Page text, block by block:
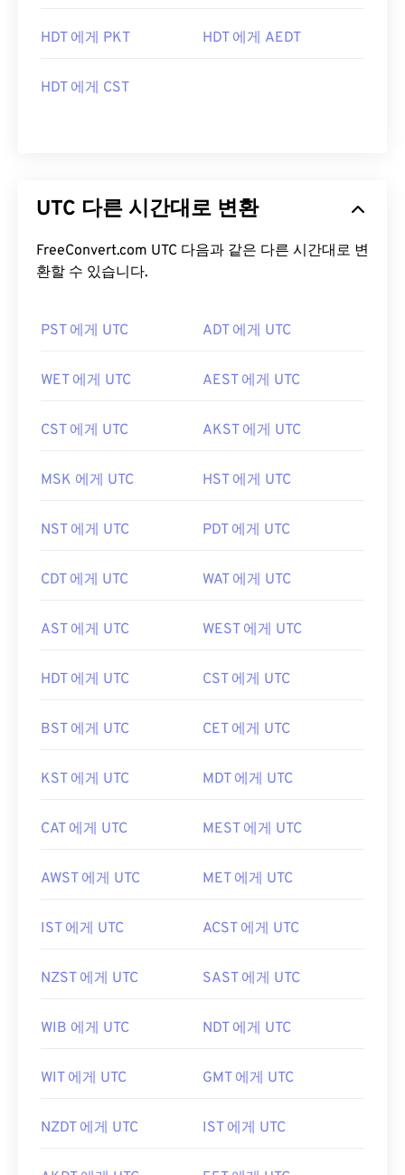
HDT 에게 PKT HDT 에게 AEDT
HDT 에게 CST
UTC 다른 시간대로 변환
FreeConvert.com UTC 다음과 같은 다른 시간대로 변
환할 수 있습니다.
PST 에게 UTC ADT 에게 UTC
WET 에게 UTC AEST 에게 UTC
CST 에게 UTC AKST 에게 UTC
MSK 에게 UTC HST 에게 UTC
NST 에게 UTC PDT 에게 UTC
CDT 에게 UTC WAT 에게 UTC
AST 에게 UTC WEST 에게 UTC
HDT 에게 UTC CST 에게 UTC
BST 에게 UTC CET 에게 UTC
KST 에게 UTC MDT 에게 UTC
CAT 에게 UTC MEST 에게 UTC
AWST 에게 UTC MET 에게 UTC
IST 에게 UTC ACST 에게 UTC
NZST 에게 UTC SAST 에게 UTC
WIB 에게 UTC NDT 에게 UTC
WIT 에게 UTC GMT 에게 UTC
NZDT 에게 UTC IST 에게 UTC